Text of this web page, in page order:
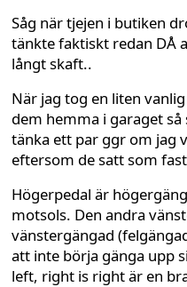
Såg när tjejen i butiken
tänkte faktiskt redan DÅ
långt skaft..
När jag tog en liten
dem hemma i garaget
tänka ett par ggr om jag
eftersom de satt som
Högerpedal är
motsols. Den andra
vänstergängad
att inte börja gänga upp
left, right is right är en